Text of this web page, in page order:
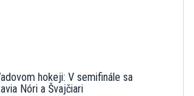
hokeji: V semifinále sa
Nóri a Švajčiari